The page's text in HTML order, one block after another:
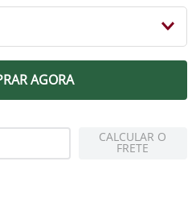
Libertadores
AGORA
CALCULAR O
FRETE